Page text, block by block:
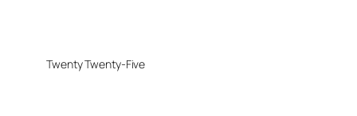
Twenty Twenty-Five